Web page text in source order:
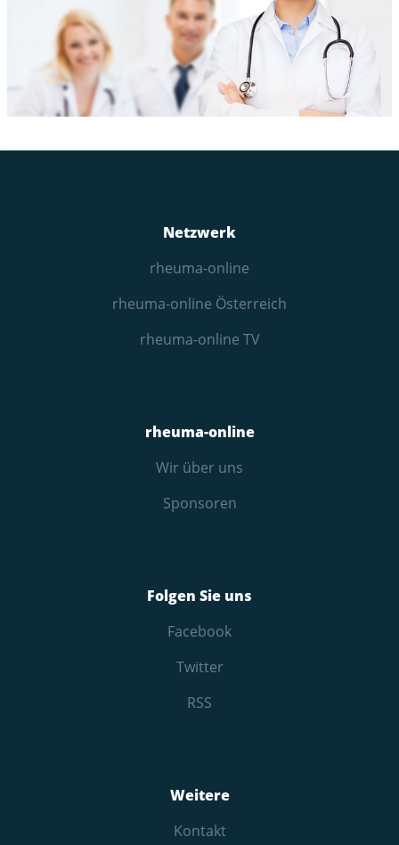
Netzwerk
rheuma-online
rheuma-online Österreich
rheuma-online TV
rheuma-online
Wir über uns
Sponsoren
Folgen Sie uns
Facebook
Twitter
RSS
Weitere
Kontakt